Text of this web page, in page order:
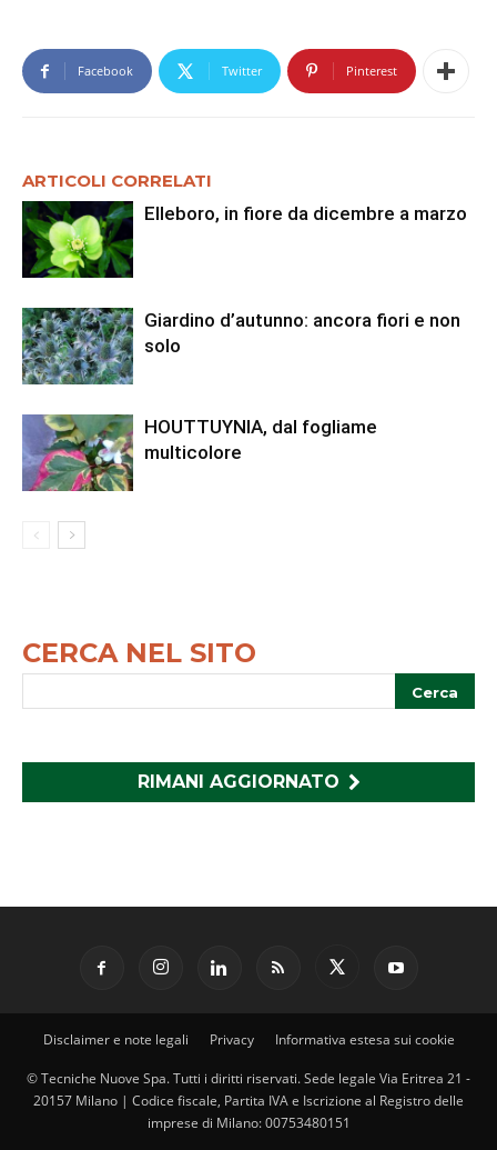
Facebook Twitter Pinterest
ARTICOLI CORRELATI
Elleboro, in fiore da dicembre a marzo
Giardino d’autunno: ancora fiori e non
solo
HOUTTUYNIA, dal fogliame
multicolore
CERCA NEL SITO
RIMANI AGGIORNATO
Disclaimer e note legali Privacy Informativa estesa sui cookie
© Tecniche Nuove Spa. Tutti i diritti riservati. Sede legale Via Eritrea 21 -
20157 Milano | Codice fiscale, Partita IVA e Iscrizione al Registro delle
imprese di Milano: 00753480151